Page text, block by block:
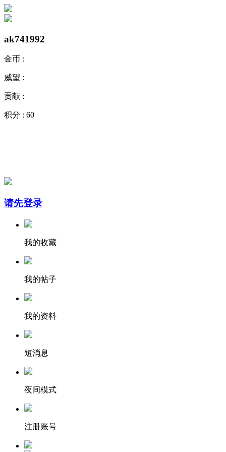
ak741992
金币 :
威望 :
贡献 :
积分 : 60
请先登录
我的收藏
我的帖子
我的资料
短消息
夜间模式
注册账号